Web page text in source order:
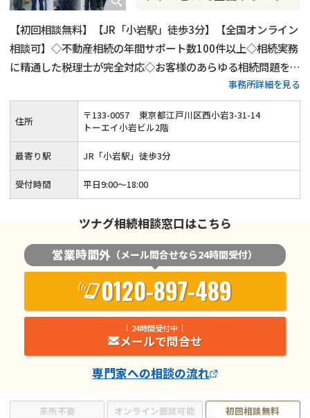
【初回相談無料】【JR「小岩駅」徒歩3分】【全国オンライン
相談可】◇不動産相続の年間サポート数100件以上◇相続実務
に精通した税理士が完全対応◇お客様のあらゆる相続問題を解
事務所詳細を見る
来所不要 オンライン面談可能
初回相談無料
住所 〒133-0057
東京都江戸川区西小岩3-31-14
トーエイ小岩ビル2階
最寄り駅 JR「小岩駅」徒歩3分
受付時間 平日9:00～18:00
ツナグ相続相談窓口はこちら
営業時間外 （メール問合せなら24時間受付）
0120-897-489
24時間受付中
メールで問合せ
専門家への相談の流れ